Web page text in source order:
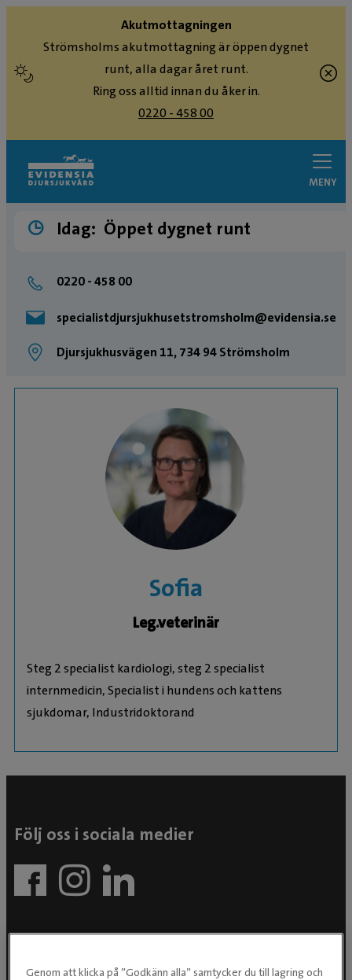
Akutmottagningen
Strömsholms akutmottagning är öppen dygnet
runt, alla dagar året runt.
Ring oss alltid innan du åker in.
0220 - 458 00
MENY
Idag: Öppet dygnet runt
0220 - 458 00
specialistdjursjukhusetstromsholm@evidensia.se
Djursjukhusvägen 11, 734 94 Strömsholm
Sofia
Leg.veterinär
Steg 2 specialist kardiologi, steg 2 specialist
internmedicin, Specialist i hundens och kattens
sjukdomar, Industridoktorand
Följ oss i sociala medier
Genom att klicka på ”Godkänn alla” samtycker du till lagring och